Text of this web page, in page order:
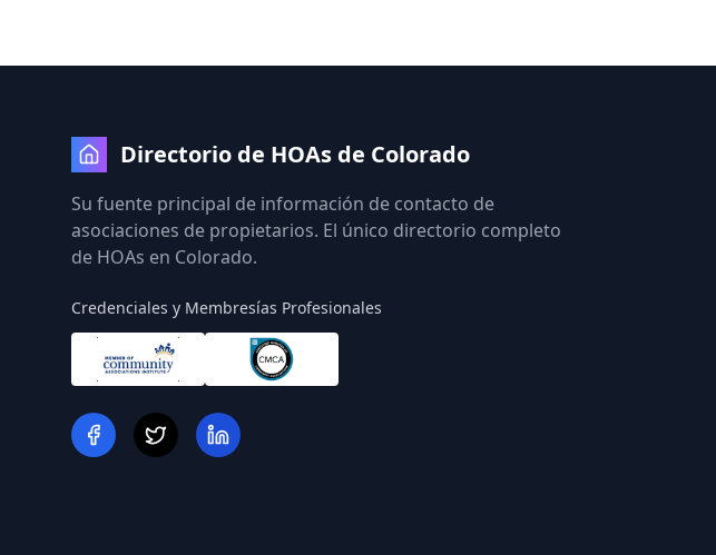
Directorio de HOAs de Colorado
Su fuente principal de información de contacto de
asociaciones de propietarios. El único directorio completo
de HOAs en Colorado.
Credenciales y Membresías Profesionales